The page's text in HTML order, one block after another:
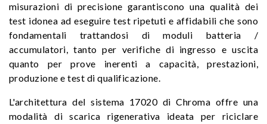
misurazioni di precisione garantiscono una qualità dei
test idonea ad eseguire test ripetuti e affidabili che sono
fondamentali trattandosi di moduli batteria /
accumulatori, tanto per verifiche di ingresso e uscita
quanto per prove inerenti a capacità, prestazioni,
produzione e test di qualificazione.
L'architettura del sistema 17020 di Chroma offre una
modalità di scarica rigenerativa ideata per riciclare